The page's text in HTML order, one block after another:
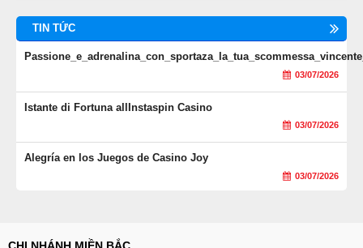
TIN TỨC
03/07/2026
Istante di Fortuna allInstaspin Casino
03/07/2026
Alegría en los Juegos de Casino Joy
03/07/2026